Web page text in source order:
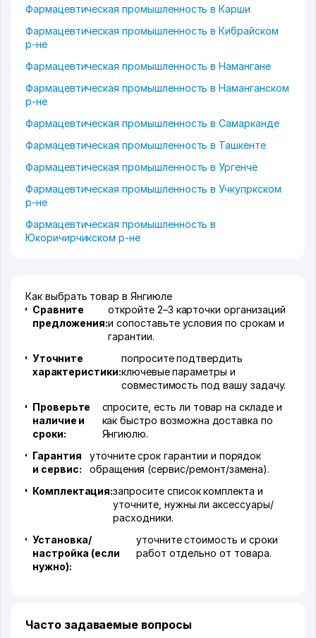
Фармацевтическая промышленность в Карши
Фармацевтическая промышленность в Кибрайском
р-не
Фармацевтическая промышленность в Намангане
Фармацевтическая промышленность в Наманганском
р-не
Фармацевтическая промышленность в Самарканде
Фармацевтическая промышленность в Ташкенте
Фармацевтическая промышленность в Ургенче
Фармацевтическая промышленность в Учкупркском
р-не
Фармацевтическая промышленность в
Юкоричирчикском р-не
Как выбрать товар в Янгиюле
Сравните
предложения:
откройте 2–3 карточки организаций
и сопоставьте условия по срокам и
гарантии.
Уточните
характеристики:
попросите подтвердить
ключевые параметры и
совместимость под вашу задачу.
Проверьте
наличие и
сроки:
спросите, есть ли товар на складе и
как быстро возможна доставка по
Янгиюлю.
Гарантия
и сервис:
уточните срок гарантии и порядок
обращения (сервис/ремонт/замена).
Комплектация:запросите список комплекта и
уточните, нужны ли аксессуары/
расходники.
Установка/
настройка (если
нужно):
уточните стоимость и сроки
работ отдельно от товара.
Часто задаваемые вопросы